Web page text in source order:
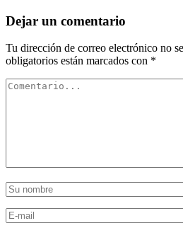
Dejar un comentario
Tu dirección de correo electrónico no
obligatorios están marcados con *